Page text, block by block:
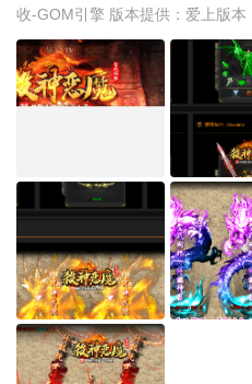
收-GOM引擎 版本提供：爱上版本